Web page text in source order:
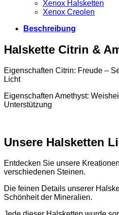
Xenox Halsketten
Xenox Creolen
Beschreibung
Halskette Citrin &
Eigenschaften Citrin: Freude –
Licht
Eigenschaften Amethyst:
Unterstützung
Unsere Halsketten
Entdecken Sie unsere
verschiedenen Steinen.
Die feinen Details unserer
Schönheit der Mineralien.